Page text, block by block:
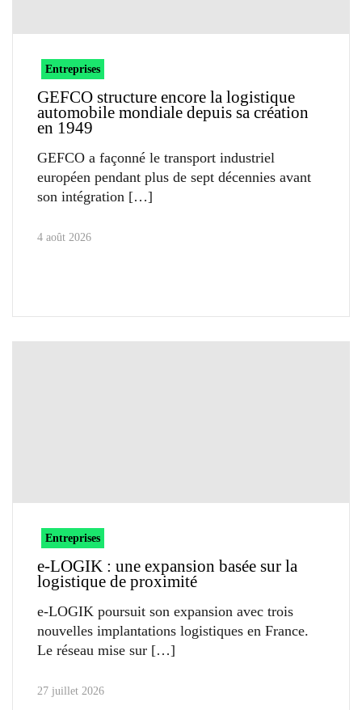
Entreprises
GEFCO structure encore la logistique
automobile mondiale depuis sa création
en 1949
GEFCO a façonné le transport industriel
européen pendant plus de sept décennies avant
son intégration
4 août 2026
Entreprises
e-LOGIK : une expansion basée sur la
logistique de proximité
e-LOGIK poursuit son expansion avec trois
nouvelles implantations logistiques en France.
Le réseau mise sur
27 juillet 2026